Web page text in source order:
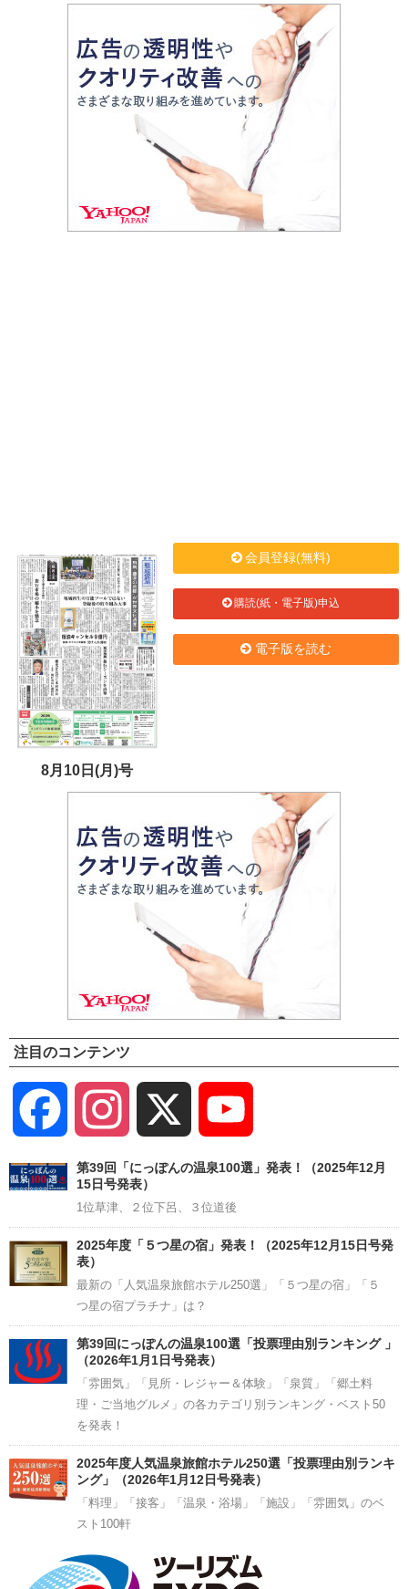
8月10日(月)号
会員登録(無料)
購読(紙・電子版)申込
電子版を読む
注目のコンテンツ
Facebook Instagram
Channel
第39回「にっぽんの温泉100選」発表！（2025年12月
15日号発表）
1位草津、２位下呂、３位道後
2025年度「５つ星の宿」発表！（2025年12月15日号発
表）
最新の「人気温泉旅館ホテル250選」「５つ星の宿」「５
つ星の宿プラチナ」は？
第39回にっぽんの温泉100選「投票理由別ランキング 」
（2026年1月1日号発表）
「雰囲気」「見所・レジャー＆体験」「泉質」「郷土料
理・ご当地グルメ」の各カテゴリ別ランキング・ベスト50
を発表！
2025年度人気温泉旅館ホテル250選「投票理由別ランキ
ング」（2026年1月12日号発表）
「料理」「接客」「温泉・浴場」「施設」「雰囲気」のベ
スト100軒